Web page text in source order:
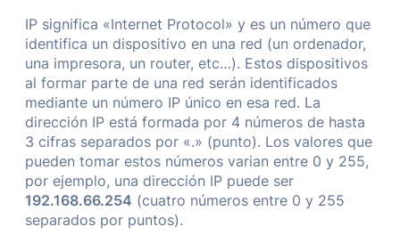
IP significa «Internet Protocol» y es un número que
identifica un dispositivo en una red (un ordenador,
una impresora, un router, etc…). Estos dispositivos
al formar parte de una red serán identificados
mediante un número IP único en esa red. La
dirección IP está formada por 4 números de hasta
3 cifras separados por «.» (punto). Los valores que
pueden tomar estos números varian entre 0 y 255,
por ejemplo, una dirección IP puede ser
192.168.66.254 (cuatro números entre 0 y 255
separados por puntos).